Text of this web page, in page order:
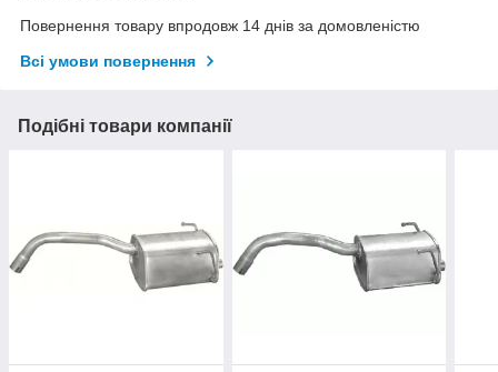
Повернення товару впродовж 14 днів за домовленістю
Всі умови повернення
Подібні товари компанії